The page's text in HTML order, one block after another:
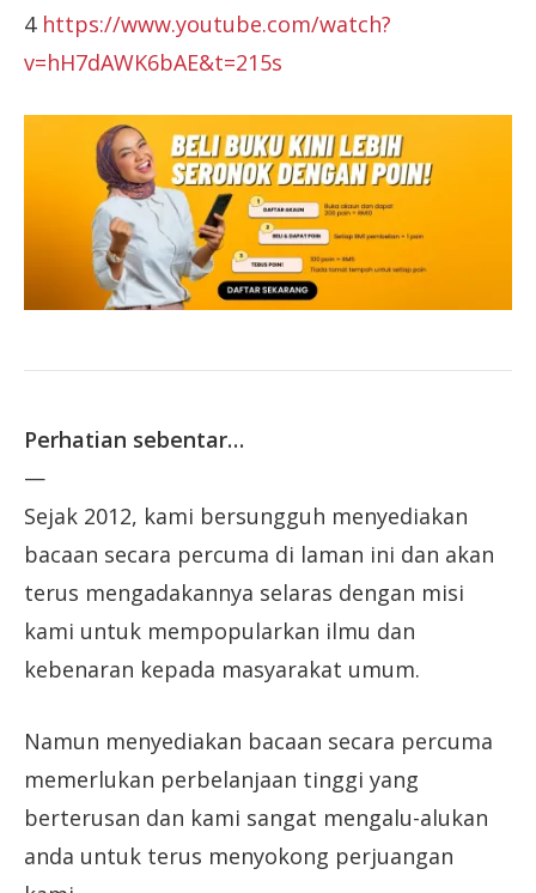
4 https://www.youtube.com/watch?
v=hH7dAWK6bAE&t=215s
Perhatian sebentar…
—
Sejak 2012, kami bersungguh menyediakan
bacaan secara percuma di laman ini dan akan
terus mengadakannya selaras dengan misi
kami untuk mempopularkan ilmu dan
kebenaran kepada masyarakat umum.
Namun menyediakan bacaan secara percuma
memerlukan perbelanjaan tinggi yang
berterusan dan kami sangat mengalu-alukan
anda untuk terus menyokong perjuangan